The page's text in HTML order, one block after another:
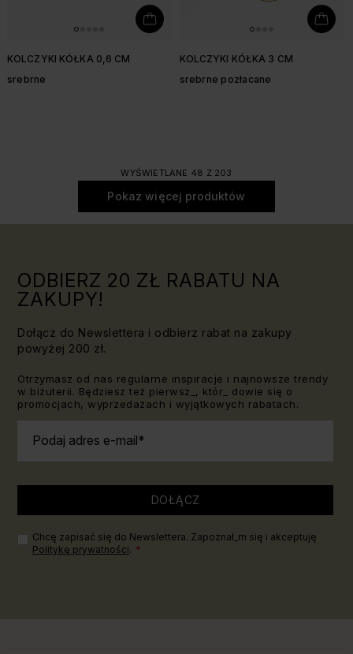
KOLCZYKI KÓŁKA 0,6 CM
srebrne
KOLCZYKI KÓŁKA 3 CM
srebrne pozłacane
WYŚWIETLANE 48 Z 203
Pokaż więcej produktów
ODBIERZ 20 ZŁ RABATU NA
ZAKUPY!
Dołącz do Newslettera i odbierz rabat na zakupy
powyżej 200 zł.
Otrzymasz od nas regularne inspiracje i najnowsze trendy
w biżuterii. Będziesz też pierwsz_, któr_ dowie się o
promocjach, wyprzedażach i wyjątkowych rabatach.
Podaj adres e-mail
DOŁĄCZ
Chcę zapisać się do Newslettera. Zapoznał_m się i akceptuję
Politykę prywatności.